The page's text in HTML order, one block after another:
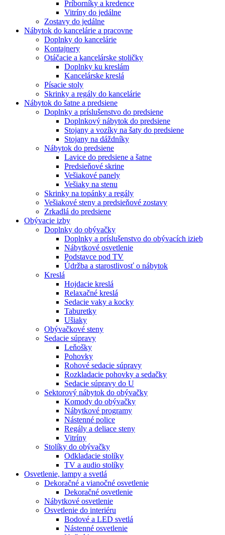
Príborníky a kredence
Vitríny do jedálne
Zostavy do jedálne
Nábytok do kancelárie a pracovne
Doplnky do kancelárie
Kontajnery
Otáčacie a kancelárske stoličky
Doplnky ku kreslám
Kancelárske kreslá
Písacie stoly
Skrinky a regály do kancelárie
Nábytok do šatne a predsiene
Doplnky a príslušenstvo do predsiene
Doplnkový nábytok do predsiene
Stojany a vozíky na šaty do predsiene
Stojany na dáždníky
Nábytok do predsiene
Lavice do predsiene a šatne
Predsieňové skrine
Vešiakové panely
Vešiaky na stenu
Skrinky na topánky a regály
Vešiakové steny a predsieňové zostavy
Zrkadlá do predsiene
Obývacie izby
Doplnky do obývačky
Doplnky a príslušenstvo do obývacích izieb
Nábytkové osvetlenie
Podstavce pod TV
Údržba a starostlivosť o nábytok
Kreslá
Hojdacie kreslá
Relaxačné kreslá
Sedacie vaky a kocky
Taburetky
Ušiaky
Obývačkové steny
Sedacie súpravy
Leňošky
Pohovky
Rohové sedacie súpravy
Rozkladacie pohovky a sedačky
Sedacie súpravy do U
Sektorový nábytok do obývačky
Komody do obývačky
Nábytkové programy
Nástenné police
Regály a deliace steny
Vitríny
Stolíky do obývačky
Odkladacie stolíky
TV a audio stolíky
Osvetlenie, lampy a svetlá
Dekoračné a vianočné osvetlenie
Dekoračné osvetlenie
Nábytkové osvetlenie
Osvetlenie do interiéru
Bodové a LED svetlá
Nástenné osvetlenie